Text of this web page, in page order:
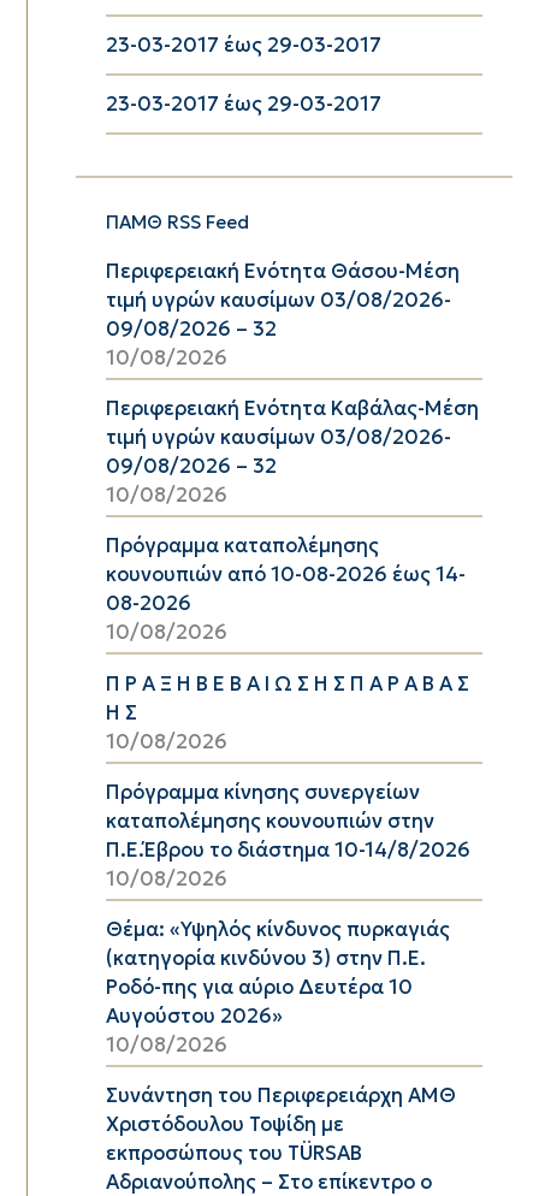
23-03-2017 έως 29-03-2017
23-03-2017 έως 29-03-2017
ΠΑΜΘ RSS Feed
Περιφερειακή Ενότητα Θάσου-Μέση
τιμή υγρών καυσίμων 03/08/2026-
09/08/2026 – 32
10/08/2026
Περιφερειακή Ενότητα Καβάλας-Μέση
τιμή υγρών καυσίμων 03/08/2026-
09/08/2026 – 32
10/08/2026
Πρόγραμμα καταπολέμησης
κουνουπιών από 10-08-2026 έως 14-
08-2026
10/08/2026
Π Ρ Α Ξ Η Β Ε Β Α Ι Ω Σ Η Σ Π Α Ρ Α Β Α Σ
Η Σ
10/08/2026
Πρόγραμμα κίνησης συνεργείων
καταπολέμησης κουνουπιών στην
Π.Ε.Έβρου το διάστημα 10-14/8/2026
10/08/2026
Θέμα: «Υψηλός κίνδυνος πυρκαγιάς
(κατηγορία κινδύνου 3) στην Π.Ε.
Ροδό-πης για αύριο Δευτέρα 10
Αυγούστου 2026»
10/08/2026
Συνάντηση του Περιφερειάρχη ΑΜΘ
Χριστόδουλου Τοψίδη με
εκπροσώπους του TÜRSAB
Αδριανούπολης – Στο επίκεντρο ο